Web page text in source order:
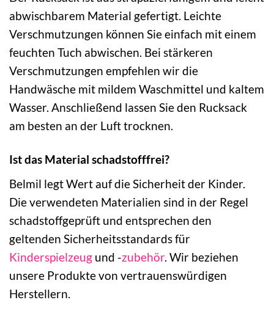
abwischbarem Material gefertigt. Leichte
Verschmutzungen können Sie einfach mit einem
feuchten Tuch abwischen. Bei stärkeren
Verschmutzungen empfehlen wir die
Handwäsche mit mildem Waschmittel und kaltem
Wasser. Anschließend lassen Sie den Rucksack
am besten an der Luft trocknen.
Ist das Material schadstofffrei?
Belmil legt Wert auf die Sicherheit der Kinder.
Die verwendeten Materialien sind in der Regel
schadstoffgeprüft und entsprechen den
geltenden Sicherheitsstandards für
Kinderspielzeug und -zubehör. Wir beziehen
unsere Produkte von vertrauenswürdigen
Herstellern.